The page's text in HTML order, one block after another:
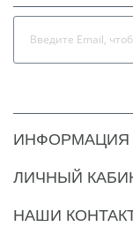
ИНФОРМАЦИЯ
ЛИЧНЫЙ
НАШИ